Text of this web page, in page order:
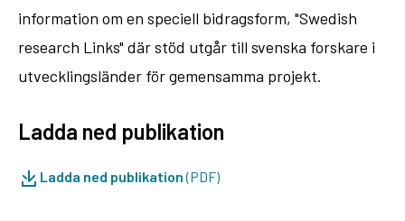
information om en speciell bidragsform, "Swedish
research Links" där stöd utgår till svenska forskare i
utvecklingsländer för gemensamma projekt.
Ladda ned publikation
Ladda ned publikation(PDF)